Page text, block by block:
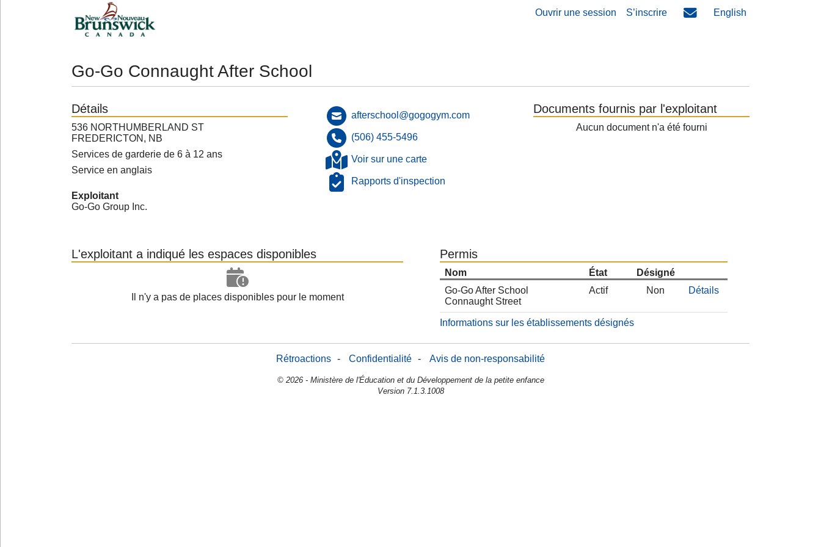
Ouvrir une session S’inscrire English
Go-Go Connaught After School
Détails
536 NORTHUMBERLAND ST
FREDERICTON, NB
Services de garderie de 6 à 12 ans
Service en anglais
Exploitant
Go-Go Group Inc.
afterschool@gogogym.com
(506) 455-5496
Voir sur une carte
Rapports d'inspection
Documents fournis par l'exploitant
Aucun document n'a été fourni
L'exploitant a indiqué les espaces disponibles
Il n'y a pas de places disponibles pour le moment
Permis
Nom État
Désigné
Go-Go After School
Connaught Street
Actif Non Détails
Informations sur les établissements désignés
Rétroactions - Confidentialité - Avis de non-responsabilité
© 2026 - Ministère de l'Éducation et du Développement de la petite enfance
Version 7.1.3.1008